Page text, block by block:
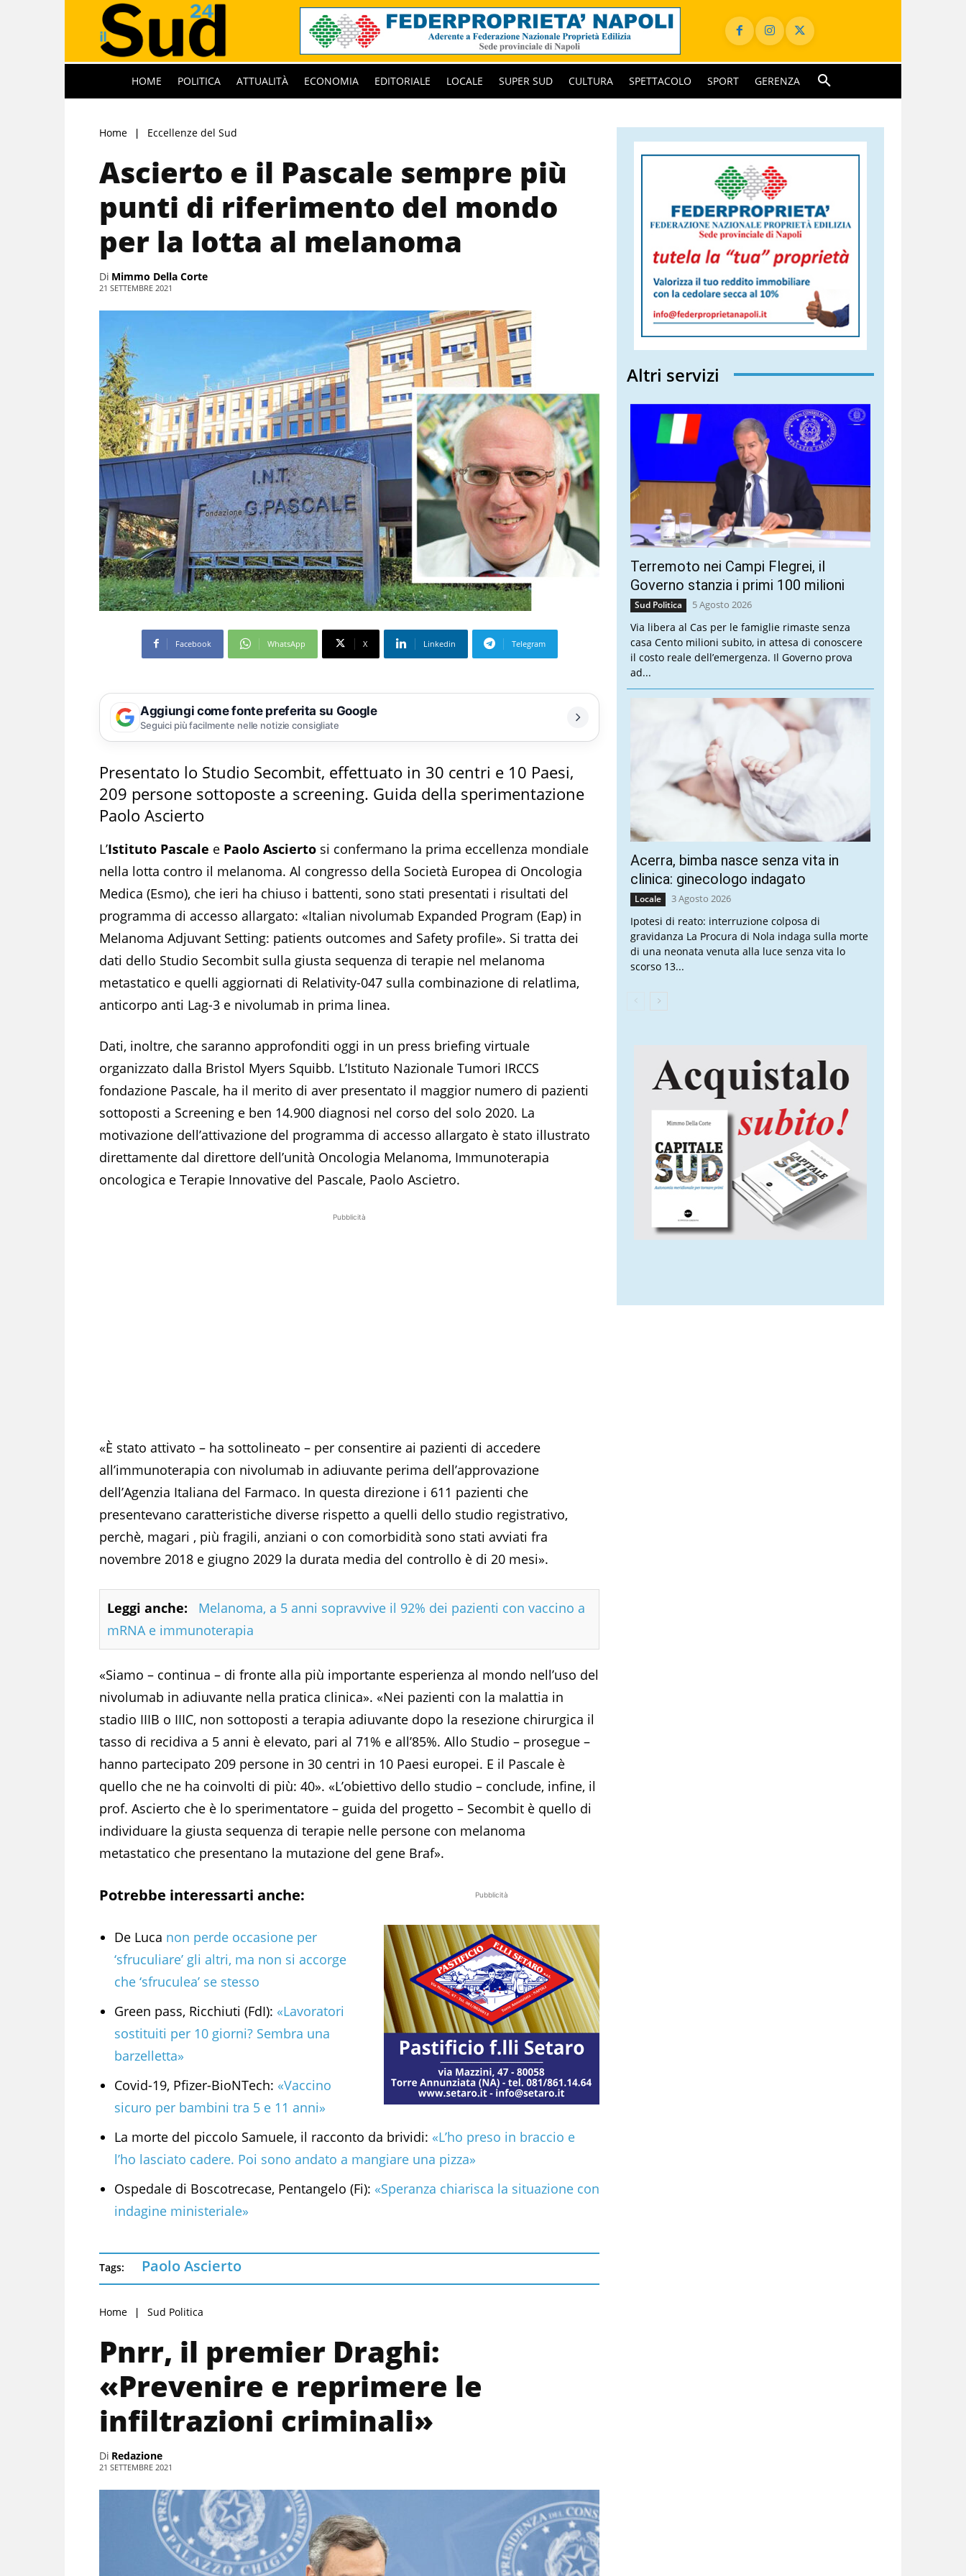
HOME POLITICA ATTUALITÀ ECONOMIA EDITORIALE LOCALE SUPER SUD CULTURA SPETTACOLO SPORT GERENZA
Home Eccellenze del Sud
Ascierto e il Pascale sempre più
punti di riferimento del mondo
per la lotta al melanoma
Di Mimmo Della Corte
21 SETTEMBRE 2021
Facebook WhatsApp X Linkedin Telegram
Aggiungi come fonte preferita su Google
Seguici più facilmente nelle notizie consigliate
Presentato lo Studio Secombit, effettuato in 30 centri e 10 Paesi,
209 persone sottoposte a screening. Guida della sperimentazione
Paolo Ascierto
L’Istituto Pascale e Paolo Ascierto si confermano la prima eccellenza mondiale
nella lotta contro il melanoma. Al congresso della Società Europea di Oncologia
Medica (Esmo), che ieri ha chiuso i battenti, sono stati presentati i risultati del
programma di accesso allargato: «Italian nivolumab Expanded Program (Eap) in
Melanoma Adjuvant Setting: patients outcomes and Safety profile». Si tratta dei
dati dello Studio Secombit sulla giusta sequenza di terapie nel melanoma
metastatico e quelli aggiornati di Relativity-047 sulla combinazione di relatlima,
anticorpo anti Lag-3 e nivolumab in prima linea.
Dati, inoltre, che saranno approfonditi oggi in un press briefing virtuale
organizzato dalla Bristol Myers Squibb. L’Istituto Nazionale Tumori IRCCS
fondazione Pascale, ha il merito di aver presentato il maggior numero di pazienti
sottoposti a Screening e ben 14.900 diagnosi nel corso del solo 2020. La
motivazione dell’attivazione del programma di accesso allargato è stato illustrato
direttamente dal direttore dell’unità Oncologia Melanoma, Immunoterapia
oncologica e Terapie Innovative del Pascale, Paolo Ascietro.
Pubblicità
«È stato attivato – ha sottolineato – per consentire ai pazienti di accedere
all’immunoterapia con nivolumab in adiuvante perima dell’approvazione
dell’Agenzia Italiana del Farmaco. In questa direzione i 611 pazienti che
presentevano caratteristiche diverse rispetto a quelli dello studio registrativo,
perchè, magari , più fragili, anziani o con comorbidità sono stati avviati fra
novembre 2018 e giugno 2029 la durata media del controllo è di 20 mesi».
Leggi anche:
Melanoma, a 5 anni sopravvive il 92% dei pazienti con vaccino a
mRNA e immunoterapia
«Siamo – continua – di fronte alla più importante esperienza al mondo nell’uso del
nivolumab in adiuvante nella pratica clinica». «Nei pazienti con la malattia in
stadio IIIB o IIIC, non sottoposti a terapia adiuvante dopo la resezione chirurgica il
tasso di recidiva a 5 anni è elevato, pari al 71% e all’85%. Allo Studio – prosegue –
hanno partecipato 209 persone in 30 centri in 10 Paesi europei. E il Pascale è
quello che ne ha coinvolti di più: 40». «L’obiettivo dello studio – conclude, infine, il
prof. Ascierto che è lo sperimentatore – guida del progetto – Secombit è quello di
individuare la giusta sequenza di terapie nelle persone con melanoma
metastatico che presentano la mutazione del gene Braf».
Pubblicità
Potrebbe interessarti anche:
De Luca non perde occasione per
‘sfruculiare’ gli altri, ma non si accorge
che ‘sfruculea’ se stesso
Green pass, Ricchiuti (FdI): «Lavoratori
sostituiti per 10 giorni? Sembra una
barzelletta»
Covid-19, Pfizer-BioNTech: «Vaccino
sicuro per bambini tra 5 e 11 anni»
La morte del piccolo Samuele, il racconto da brividi: «L’ho preso in braccio e
l’ho lasciato cadere. Poi sono andato a mangiare una pizza»
Ospedale di Boscotrecase, Pentangelo (Fi): «Speranza chiarisca la situazione con
indagine ministeriale»
Tags: Paolo Ascierto
Home Sud Politica
Pnrr, il premier Draghi:
«Prevenire e reprimere le
infiltrazioni criminali»
Di Redazione
21 SETTEMBRE 2021
Altri servizi
Terremoto nei Campi Flegrei, il
Governo stanzia i primi 100 milioni
Sud Politica 5 Agosto 2026
Via libera al Cas per le famiglie rimaste senza
casa Cento milioni subito, in attesa di conoscere
il costo reale dell’emergenza. Il Governo prova
ad...
Acerra, bimba nasce senza vita in
clinica: ginecologo indagato
Locale 3 Agosto 2026
Ipotesi di reato: interruzione colposa di
gravidanza La Procura di Nola indaga sulla morte
di una neonata venuta alla luce senza vita lo
scorso 13...